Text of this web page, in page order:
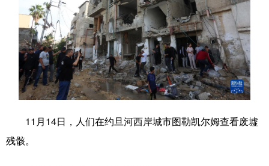
访谈 视频 图片 政务
法律 中央文件 金融 汽车
食品 人居 信息化 数字经济
学术中国 乡村振兴 银龄 溯源中国
11月14日，人们在约旦河西岸城市图勒凯尔姆查看废墟
残骸。